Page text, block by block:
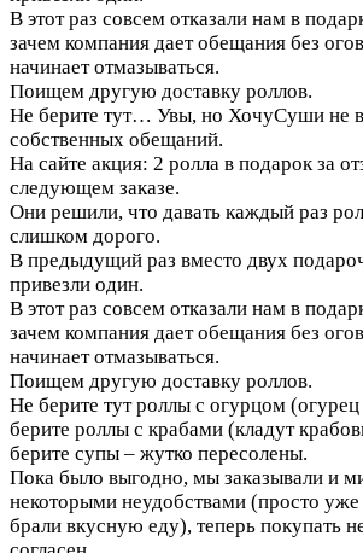
В этот раз совсем отказали нам в
зачем компания дает обещания без
начинает отмазываться.
Поищем другую доставку роллов.
Не берите тут… Увы, но ХочуСуши не
собственных обещаний.
На сайте акция: 2 ролла в подарок за
следующем заказе.
Они решили, что давать каждый раз
слишком дорого.
В предыдущий раз вместо двух
привезли один.
В этот раз совсем отказали нам в
зачем компания дает обещания без
начинает отмазываться.
Поищем другую доставку роллов.
Не берите тут роллы с огурцом
берите роллы с крабами (кладут
берите супы – жутко пересолены.
Пока было выгодно, мы заказывали и
некоторыми неудобствами (просто уже
брали вкусную еду), теперь покупать